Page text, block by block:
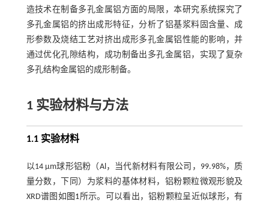
造技术在制备多孔金属铝方面的局限，本研究系统探究了
多孔金属铝的挤出成形特征，分析了铝基浆料固含量、成
形参数及烧结工艺对挤出成形多孔金属铝性能的影响，并
通过优化孔隙结构，成功制备出多孔金属铝，实现了复杂
多孔结构金属铝的成形制备。
1 实验材料与方法
1.1 实验材料
以14 μm球形铝粉（Al，当代新材料有限公司，99.98%，质
量分数，下同）为浆料的基体材料，铝粉颗粒微观形貌及
XRD谱图如 图1所示。可以看出，铝粉颗粒呈近似球形，有